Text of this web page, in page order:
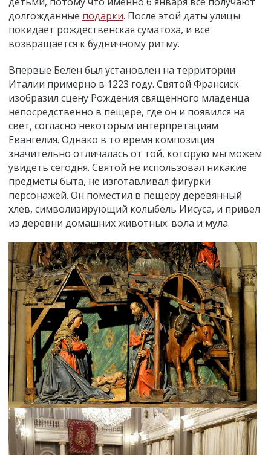
долгожданные подарки. После этой даты улицы
покидает рождественская суматоха, и все
возвращается к будничному ритму.
Впервые Белен был установлен на территории
Италии примерно в 1223 году. Святой Франсиск
изобразил сцену Рождения священного младенца
непосредственно в пещере, где он и появился на
свет, согласно некоторым интерпретациям
Евангелия. Однако в то время композиция
значительно отличалась от той, которую мы можем
увидеть сегодня. Святой не использовал никакие
предметы быта, не изготавливал фигурки
персонажей. Он поместил в пещеру деревянный
хлев, символизирующий колыбель Иисуса, и привел
из деревни домашних животных: вола и мула.